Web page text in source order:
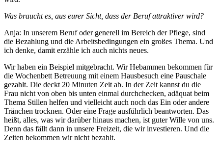
Was braucht es, aus eurer Sicht, dass der Beruf attraktiver wird?
Anja: In unserem Beruf oder generell im Bereich der Pflege, sind
die Bezahlung und die Arbeitsbedingungen ein großes Thema. Und
ich denke, damit erzähle ich auch nichts neues.
Wir haben ein Beispiel mitgebracht. Wir Hebammen bekommen für
die Wochenbett Betreuung mit einem Hausbesuch eine Pauschale
gezahlt. Die deckt 20 Minuten Zeit ab. In der Zeit kannst du die
Frau nicht von oben bis unten einmal durchchecken, adäquat beim
Thema Stillen helfen und vielleicht auch noch das Ein oder andere
Tränchen trocknen. Oder eine Frage ausführlich beantworten. Das
heißt, alles, was wir darüber hinaus machen, ist guter Wille von uns.
Denn das fällt dann in unsere Freizeit, die wir investieren. Und die
Zeiten bekommen wir nicht bezahlt.